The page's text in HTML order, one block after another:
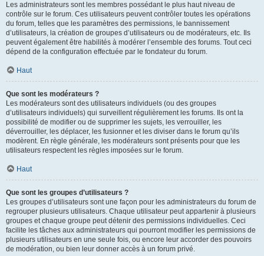
Les administrateurs sont les membres possédant le plus haut niveau de
contrôle sur le forum. Ces utilisateurs peuvent contrôler toutes les opérations
du forum, telles que les paramètres des permissions, le bannissement
d’utilisateurs, la création de groupes d’utilisateurs ou de modérateurs, etc. Ils
peuvent également être habilités à modérer l’ensemble des forums. Tout ceci
dépend de la configuration effectuée par le fondateur du forum.
Haut
Que sont les modérateurs ?
Les modérateurs sont des utilisateurs individuels (ou des groupes
d’utilisateurs individuels) qui surveillent régulièrement les forums. Ils ont la
possibilité de modifier ou de supprimer les sujets, les verrouiller, les
déverrouiller, les déplacer, les fusionner et les diviser dans le forum qu’ils
modèrent. En règle générale, les modérateurs sont présents pour que les
utilisateurs respectent les règles imposées sur le forum.
Haut
Que sont les groupes d’utilisateurs ?
Les groupes d’utilisateurs sont une façon pour les administrateurs du forum de
regrouper plusieurs utilisateurs. Chaque utilisateur peut appartenir à plusieurs
groupes et chaque groupe peut détenir des permissions individuelles. Ceci
facilite les tâches aux administrateurs qui pourront modifier les permissions de
plusieurs utilisateurs en une seule fois, ou encore leur accorder des pouvoirs
de modération, ou bien leur donner accès à un forum privé.